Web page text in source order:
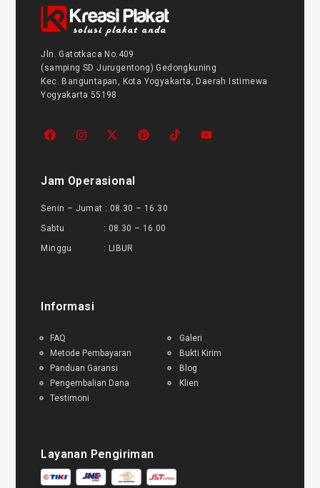
Jln. Gatotkaca No.409
(samping SD Jurugentong) Gedongkuning
Kec. Banguntapan, Kota Yogyakarta, Daerah Istimewa
Yogyakarta 55198
Jam Operasional
Senin – Jumat : 08.30 – 16.30
Sabtu : 08.30 – 16.00
Minggu : LIBUR
Informasi
FAQ
Metode Pembayaran
Panduan Garansi
Pengembalian Dana
Testimoni
Galeri
Bukti Kirim
Blog
Klien
Layanan Pengiriman